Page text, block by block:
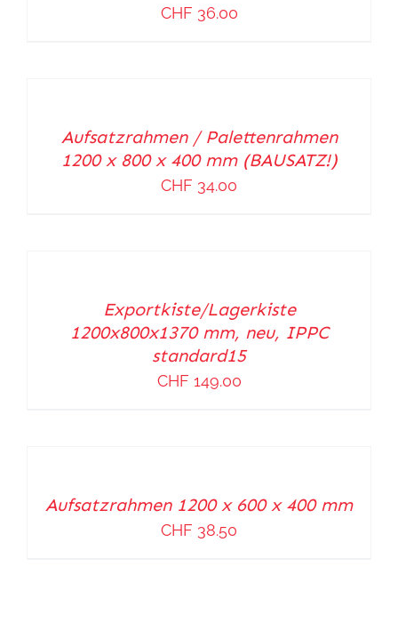
CHF 36.00
DETAILS
Aufsatzrahmen / Palettenrahmen
1200 x 800 x 400 mm (BAUSATZ!)
CHF 34.00
DETAILS
Exportkiste/Lagerkiste
1200x800x1370 mm, neu, IPPC
standard15
CHF 149.00
Aufsatzrahmen 1200 x 600 x 400 mm
CHF 38.50